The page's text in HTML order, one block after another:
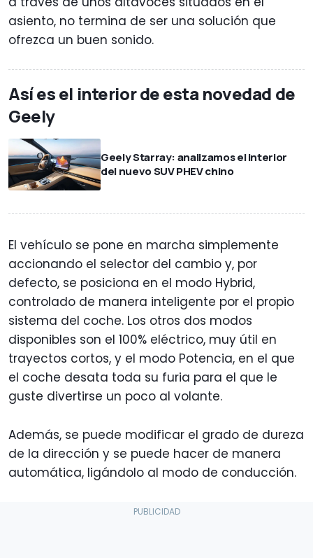
asiento, no termina de ser una solución que
ofrezca un buen sonido.
Así es el interior de esta novedad de
Geely
Geely Starray: analizamos el interior
del nuevo SUV PHEV chino
El vehículo se pone en marcha simplemente
accionando el selector del cambio y, por
defecto, se posiciona en el modo Hybrid,
controlado de manera inteligente por el propio
sistema del coche. Los otros dos modos
disponibles son el 100% eléctrico, muy útil en
trayectos cortos, y el modo Potencia, en el que
el coche desata toda su furia para el que le
guste divertirse un poco al volante.
Además, se puede modificar el grado de dureza
de la dirección y se puede hacer de manera
automática, ligándolo al modo de conducción.